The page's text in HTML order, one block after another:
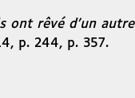
ont rêvé d’un
p. 244, p. 357.